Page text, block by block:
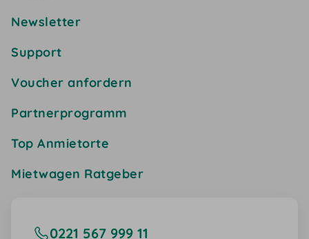
Newsletter
Support
Voucher anfordern
Partnerprogramm
Top Anmietorte
Mietwagen Ratgeber
0221 567 999 11